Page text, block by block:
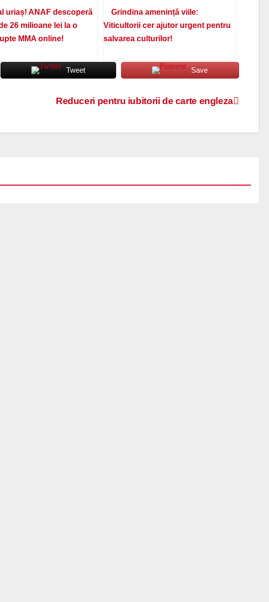
uriaș! ANAF descoperă
26 milioane lei la o
MMA online!
Grindina amenință viile:
Viticultorii cer ajutor urgent pentru
salvarea culturilor!
Tweet Save
Reduceri pentru iubitorii de carte engleza